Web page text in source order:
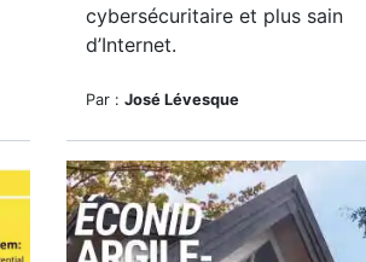
cybersécuritaire et plus sain
d’Internet.
Par : José Lévesque